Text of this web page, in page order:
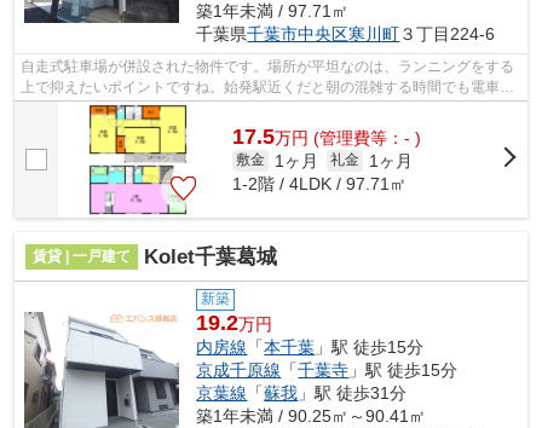
築1年未満 / 97.71㎡
千葉県千葉市中央区寒川町３丁目224-6
自走式駐車場が併設された物件です。場所が平坦なのは、ランニングをする
上で抑えたいポイントですね。始発駅近くだと朝の混雑する時間でも電車に
座りやすいです。気になるイチオシ物...
17.5万円 (管理費等：- )
敷金 1ヶ月 礼金
1ヶ月
1-2階 / 4LDK / 97.71㎡
賃貸 | 一戸建て Kolet千葉葛城
新築
19.2万円
内房線 「本千葉 」駅 徒歩15分
京成千原線 「千葉寺 」駅 徒歩15分
京葉線 「蘇我 」駅 徒歩31分
築1年未満 / 90.25㎡～90.41㎡